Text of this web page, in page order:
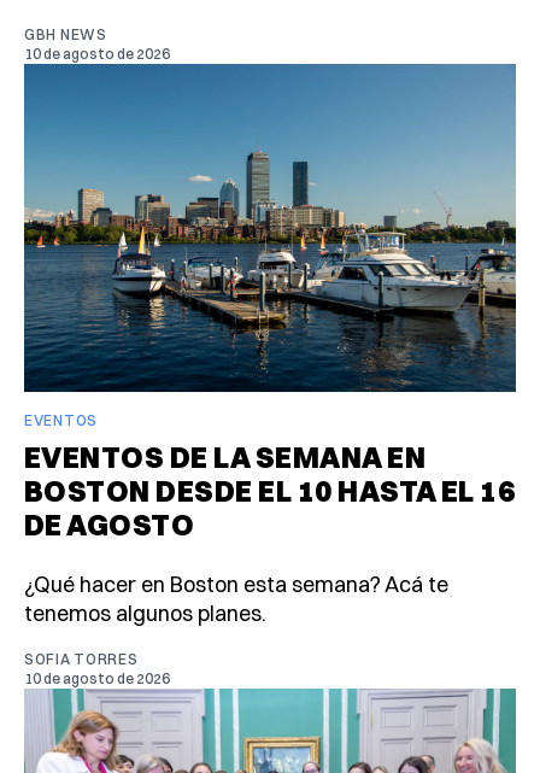
GBH NEWS
10 de agosto de 2026
EVENTOS
EVENTOS DE LA SEMANA EN
BOSTON DESDE EL 10 HASTA EL 16
DE AGOSTO
¿Qué hacer en Boston esta semana? Acá te
tenemos algunos planes.
SOFIA TORRES
10 de agosto de 2026